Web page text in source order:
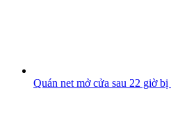
Quán net mở cửa sau 22 giờ